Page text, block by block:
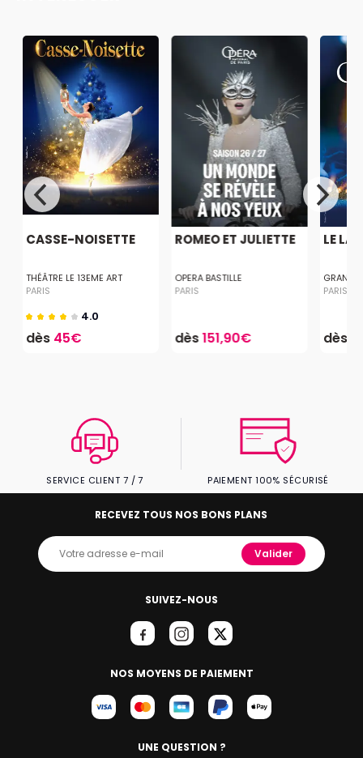
CASSE-NOISETTE
THÉÂTRE LE 13EME ART
PARIS
4.0
dès 45€
ROMEO ET JULIETTE
OPERA BASTILLE
PARIS
dès151,90€
LE
GRAND
PARIS
dès
SERVICE CLIENT 7 / 7 PAIEMENT 100% SÉCURISÉ
SUIVEZ-NOUS
NOS MOYENS DE PAIEMENT
RECEVEZ TOUS NOS BONS PLANS
Valider
UNE QUESTION ?